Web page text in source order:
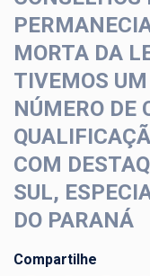
MORTA DA
TIVEMOS
NÚMERO DE
COM
SUL,
DO PARANÁ
Compartilhe